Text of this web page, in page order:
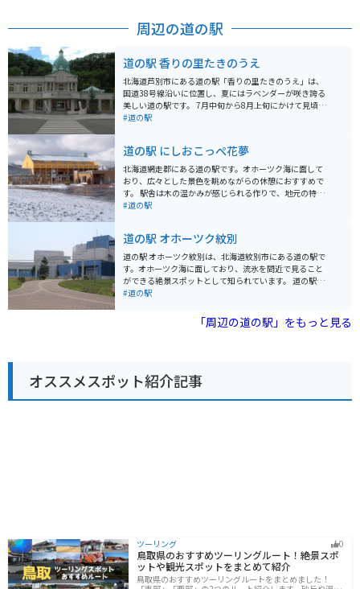
海道らしい開放的な直線道路や景色を楽しめるルートが
ットです。
周辺の道の駅
道の駅 香りの里たきのうえ
北海道芦別市にある道の駅「香りの里たきのうえ」は、
国道38号線沿いに位置し、夏にはラベンダーが咲き誇る
美しい道の駅です。 7月中旬から8月上旬にかけて見頃を
迎えるラベンダーは、約4haの広大な「たきのうえ渓
持ち帰ることも可能です。 また、地元の特産品を販売す
る直売所や、レストランもあり、地元の味覚を楽しむこ
ともできます。 バイクで訪れる場合、国道38号線は走り
やすく、景色も良いのでツーリングにも最適です。 道の
駅には広い駐車場も完備されているので、休憩場所とし
めです。
#道の駅
道の駅 にしおこっぺ花夢
北海道網走郡にある道の駅です。オホーツク海に面して
おり、広々とした景色を眺めながらの休憩におすすめで
す。 駅舎は木の温かみが感じられる作りで、地元の特産
品販売コーナーやレストランがあります。レストランで
は、ホタテやカニなどの海産物加工品が人気です。 バイ
クで訪れる際は、駐車場も広々としているので安心で
す。周辺は海岸線が続く道が多く、ツーリングにも最適
です。オホーツク海を眺めながら、潮風を感じてみてく
ださい。
#道の駅
道の駅 オホーツク紋別
道の駅 オホーツク紋別は、北海道紋別市にある道の駅で
す。オホーツク海に面しており、流氷を間近で見ること
ができる絶景スポットとして知られています。 道の駅に
は、レストランや特産品販売所があり、地元の新鮮な魚
別産の毛ガニやホタテ、クリオネグッズなどが人気で
ツクとっかりセンターなど、観光スポットも充実してい
ます。少し足を延ばせば、広大なサロマ湖や、北緯45度
線モニュメントなど、見どころがたくさんあります。
#道の駅
「周辺の道の駅」をもっと見る
オススメスポット紹介記事
ツーリング 0
鳥取県のおすすめツーリングルート！絶景スポ
ットや観光スポットをまとめて紹介
鳥取県のおすすめツーリングルートをまとめました！